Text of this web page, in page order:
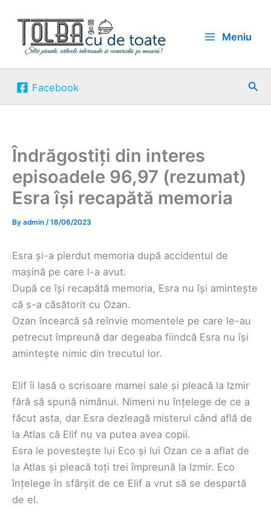
content
Meniu
Facebook
Îndrăgostiți din interes
episoadele 96,97 (rezumat)
Esra își recapătă memoria
By admin /18/06/2023
Esra și-a pierdut memoria după accidentul de
mașină pe care l-a avut.
După ce își recapătă memoria, Esra nu își amintește
că s-a căsătorit cu Ozan.
Ozan încearcă să reînvie momentele pe care le-au
petrecut împreună dar degeaba fiindcă Esra nu își
amintește nimic din trecutul lor.
Elif îi lasă o scrisoare mamei sale și pleacă la Izmir
fără să spună nimănui. Nimeni nu înțelege de ce a
făcut asta, dar Esra dezleagă misterul când află de
la Atlas că Elif nu va putea avea copii.
Esra le povestește lui Eco și lui Ozan ce a aflat de
la Atlas și pleacă toți trei împreună la Izmir. Eco
înțelege în sfârșit de ce Elif a vrut să se despartă
de el.